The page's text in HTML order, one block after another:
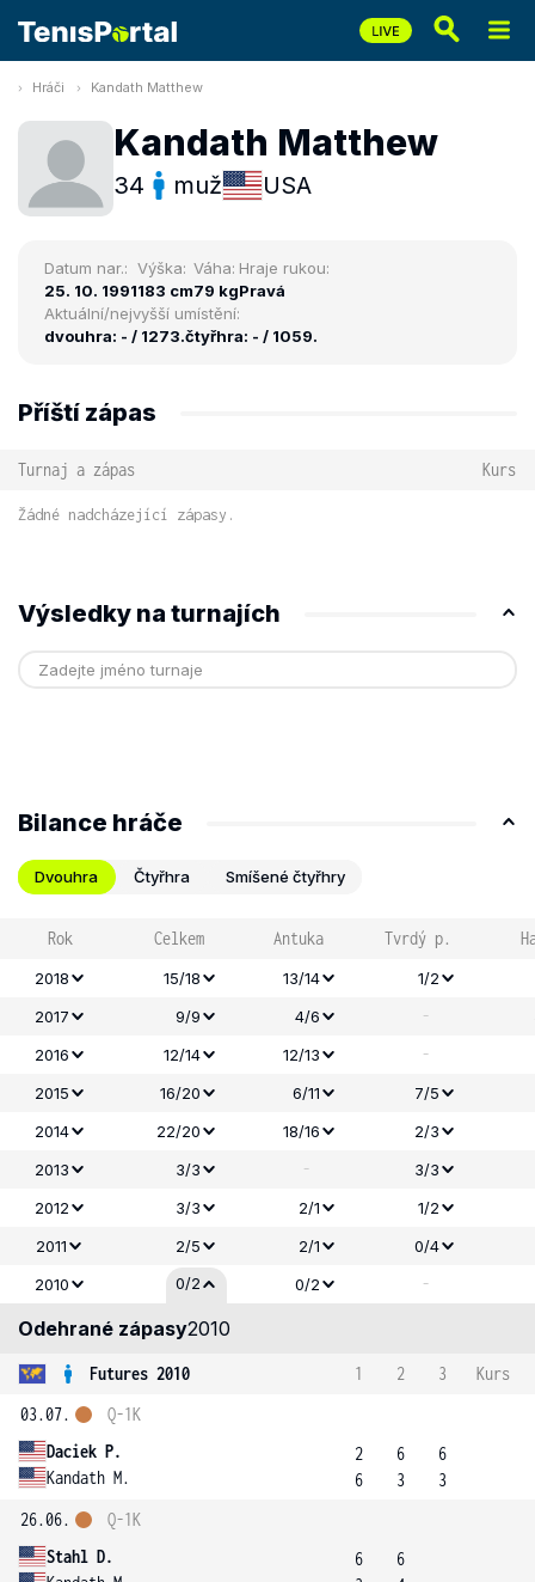
Hráči Kandath Matthew
Kandath Matthew
34 muž USA
Datum nar.:
25. 10. 1991
Výška:
183 cm
Váha:
79 kg
Hraje rukou:
Pravá
Aktuální/nejvyšší umístění:
dvouhra: - / 1273.čtyřhra: - / 1059.
Příští zápas
Turnaj a zápas Kurs
Žádné nadcházející zápasy.
Výsledky na turnajích
Bilance hráče
Dvouhra Čtyřhra Smíšené čtyřhry
Rok Celkem Antuka Tvrdý p.
2018 15/18 13/14
1/2
2017
9/9 4/6 -
2016
12/14 12/13 -
2015 16/20 6/11 7/5
2014
22/20 18/16
2/3
2013
3/3 -
3/3
2012
3/3 2/1
1/2
2011
2/5 2/1
0/4
2010
0/2 0/2 -
Odehrané zápasy2010
Futures 2010 1 2 3
Kurs
03.07.
Daciek P.
Kandath M.
Q-1K
2
6
6
3
6
3
26.06.
Stahl D.
Q-1K
6
6